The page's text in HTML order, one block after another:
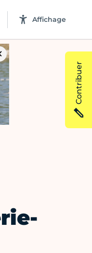
Affichage
Contribuer